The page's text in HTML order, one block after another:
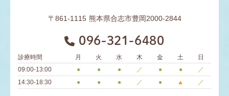
〒861-1115 熊本県合志市豊岡2000-2844
096-321-6480
診療時間 月 火 水 木 金 土
日
09:00-13:00
● ● ● ／ ● ●
／
14:30-18:30
● ● ● ／ ● ▲ ／